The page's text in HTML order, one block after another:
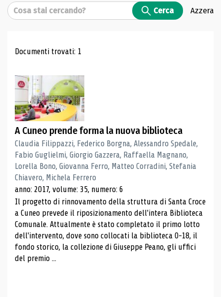
Cerca Cerca Azzera
Risultati di ricerca
Documenti trovati: 1
A Cuneo prende forma la nuova biblioteca
Claudia Filippazzi, Federico Borgna, Alessandro Spedale,
Fabio Guglielmi, Giorgio Gazzera, Raffaella Magnano,
Lorella Bono, Giovanna Ferro, Matteo Corradini, Stefania
Chiavero, Michela Ferrero
anno: 2017, volume: 35, numero: 6
Il progetto di rinnovamento della struttura di Santa Croce
a Cuneo prevede il riposizionamento dell'intera Biblioteca
Comunale. Attualmente è stato completato il primo lotto
dell'intervento, dove sono collocati la biblioteca 0-18, il
fondo storico, la collezione di Giuseppe Peano, gli uffici
del premio ...